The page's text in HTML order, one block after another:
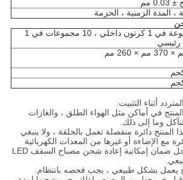
مم
، المدة الزمنية ، الحزمة
1 مجموعة في 1 كرتون داخلي ، 10 مجموعات في 1
رئيسي
أثناء التثبيت.
في أماكن مثل الهواء الطلق ، والغازات
وما إلى ذلك.
دائرة منفصلة تعمل بالحلقة ، ولا ينبغي
مع الإضاءة أو غيرها من المعدات الكهربائية
(مع مفتاح) ، من أجل ضمان إمكانية إعادة شحن مصباح السقف LED
يعمل بشكل طبيعي ، يجب فحصه بانتظام.